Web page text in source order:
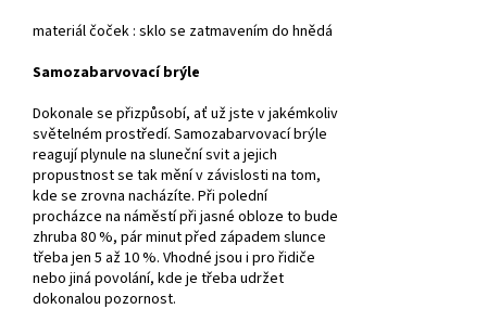
materiál čoček : sklo se zatmavením do hnědá
Samozabarvovací brýle
Dokonale se přizpůsobí, ať už jste v jakémkoliv
světelném prostředí. Samozabarvovací brýle
reagují plynule na sluneční svit a jejich
propustnost se tak mění v závislosti na tom,
kde se zrovna nacházíte. Při polední
procházce na náměstí při jasné obloze to bude
zhruba 80 %, pár minut před západem slunce
třeba jen 5 až 10 %. Vhodné jsou i pro řidiče
nebo jiná povolání, kde je třeba udržet
dokonalou pozornost.